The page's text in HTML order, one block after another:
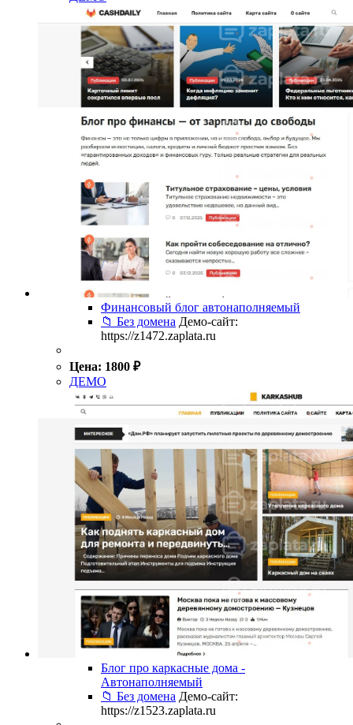
Финансовый блог автонаполняемый
📁 Без домена Демо-сайт:
https://z1472.zaplata.ru
Цена: 1800 ₽
ДЕМО
Блог про каркасные дома -
Автонаполняемый
📁 Без домена Демо-сайт:
https://z1523.zaplata.ru